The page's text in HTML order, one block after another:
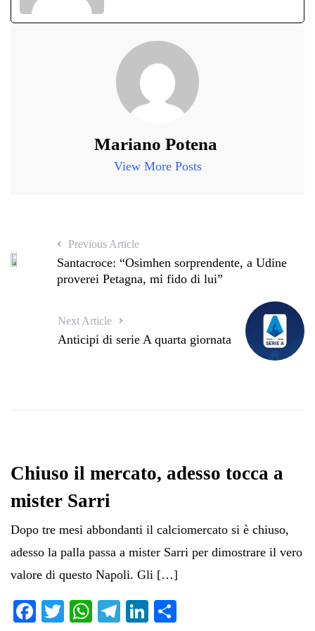
Mariano Potena
View More Posts
Previous Article
Santacroce: “Osimhen sorprendente, a Udine
proverei Petagna, mi fido di lui”
Next Article
Anticipi di serie A quarta giornata
Chiuso il mercato, adesso tocca a
mister Sarri
Dopo tre mesi abbondanti il calciomercato si è chiuso,
adesso la palla passa a mister Sarri per dimostrare il vero
valore di questo Napoli. Gli […]
Fa T
W
Te
Li